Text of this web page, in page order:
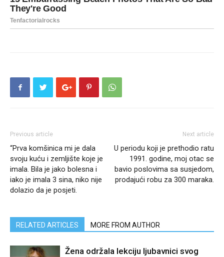
Previous article
“Prva komšinica mi je dala
svoju kuću i zemljište koje je
imala. Bila je jako bolesna i
iako je imala 3 sina, niko nije
dolazio da je posjeti.
Next article
U periodu koji je prethodio ratu
1991. godine, moj otac se
bavio poslovima sa susjedom,
prodajući robu za 300 maraka.
RELATED ARTICLES MORE FROM AUTHOR
Žena održala lekciju ljubavnici svog